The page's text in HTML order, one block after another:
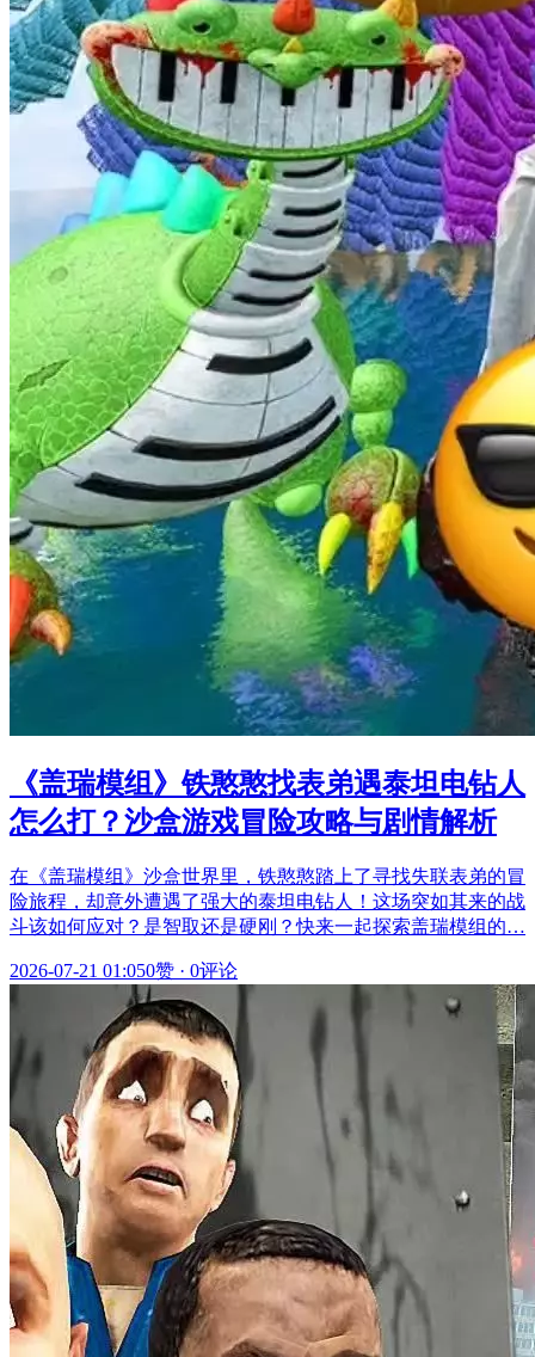
《盖瑞模组》铁憨憨找表弟遇泰坦电钻人
怎么打？沙盒游戏冒险攻略与剧情解析
在《盖瑞模组》沙盒世界里，铁憨憨踏上了寻找失联表弟的冒
险旅程，却意外遭遇了强大的泰坦电钻人！这场突如其来的战
斗该如何应对？是智取还是硬刚？快来一起探索盖瑞模组的…
2026-07-21 01:050赞 · 0评论